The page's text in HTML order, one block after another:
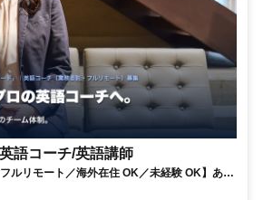
語コーチ/英語講師
ルリモート／海外在住 OK／未経験 OK】あな
敗も成功も。すべてが、受講生の人生を変え